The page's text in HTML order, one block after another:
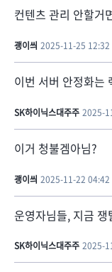
컨텐츠 관리 안할거
괭이씌 2025-11-25 12:32
이번 서버 안정화는
SK하이닉스대주주 2025-
이거 청불겜아님?
괭이씌 2025-11-22 04:42
운영자님들, 지금
SK하이닉스대주주 2025-